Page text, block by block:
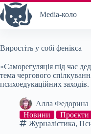
Перейти
до
вмісту
Media-коло
Виростіть у собі фенікса
«Саморегуляція під час
тема чергового
психоедукаційних заходів.
Алла Федорина
Новини
Проєкти
Журналістика,